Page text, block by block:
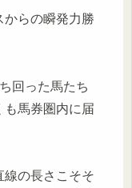
からの瞬発力勝
回った馬たち
も馬券圏内に届
線の長さこそそ